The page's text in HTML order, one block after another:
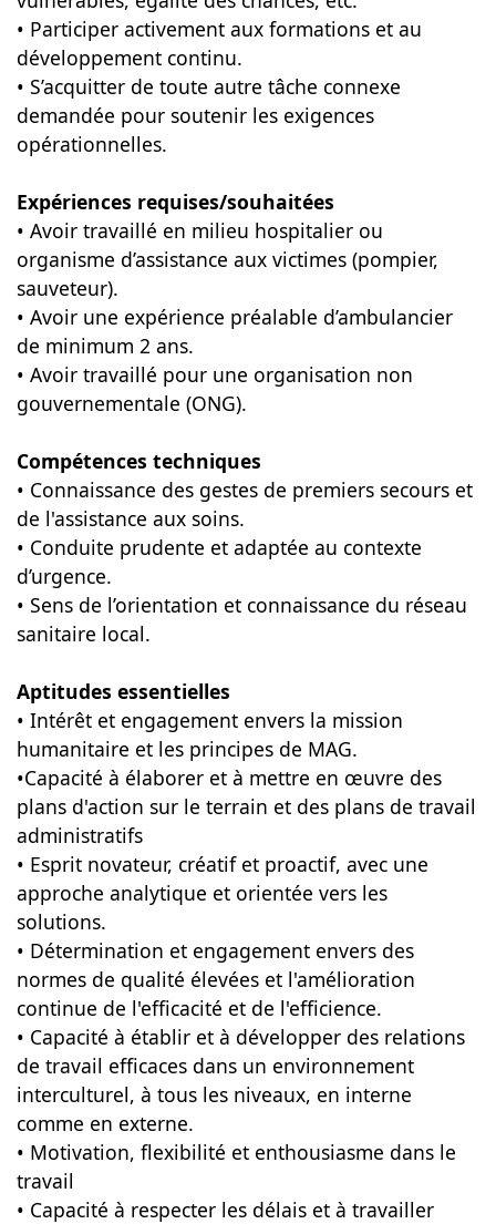
• Participer activement aux formations et au
développement continu.
• S’acquitter de toute autre tâche connexe
demandée pour soutenir les exigences
opérationnelles.
Expériences requises/souhaitées
• Avoir travaillé en milieu hospitalier ou
organisme d’assistance aux victimes (pompier,
sauveteur).
• Avoir une expérience préalable d’ambulancier
de minimum 2 ans.
• Avoir travaillé pour une organisation non
gouvernementale (ONG).
Compétences techniques
• Connaissance des gestes de premiers secours et
de l'assistance aux soins.
• Conduite prudente et adaptée au contexte
d’urgence.
• Sens de l’orientation et connaissance du réseau
sanitaire local.
Aptitudes essentielles
• Intérêt et engagement envers la mission
humanitaire et les principes de MAG.
•Capacité à élaborer et à mettre en œuvre des
plans d'action sur le terrain et des plans de travail
administratifs
• Esprit novateur, créatif et proactif, avec une
approche analytique et orientée vers les
solutions.
• Détermination et engagement envers des
normes de qualité élevées et l'amélioration
continue de l'efficacité et de l'efficience.
• Capacité à établir et à développer des relations
de travail efficaces dans un environnement
interculturel, à tous les niveaux, en interne
comme en externe.
• Motivation, flexibilité et enthousiasme dans le
travail
• Capacité à respecter les délais et à travailler